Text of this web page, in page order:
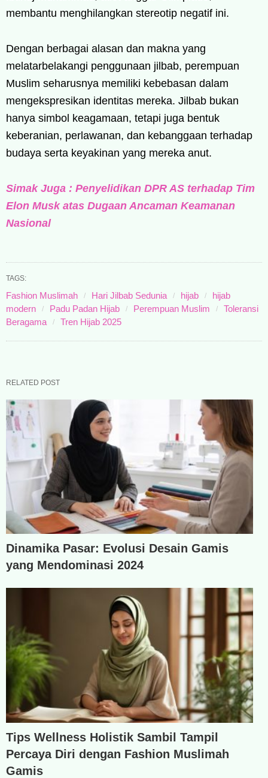
membantu menghilangkan stereotip negatif ini.
Dengan berbagai alasan dan makna yang
melatarbelakangi penggunaan jilbab, perempuan
Muslim seharusnya memiliki kebebasan dalam
mengekspresikan identitas mereka. Jilbab bukan
hanya simbol keagamaan, tetapi juga bentuk
keberanian, perlawanan, dan kebanggaan terhadap
budaya serta keyakinan yang mereka anut.
Simak Juga : Penyelidikan DPR AS terhadap Tim
Elon Musk atas Dugaan Ancaman Keamanan
Nasional
TAGS:
Fashion Muslimah Hari Jilbab Sedunia hijab
hijab
modern
Padu Padan Hijab Perempuan Muslim
Toleransi
Beragama
Tren Hijab 2025
RELATED POST
Dinamika Pasar: Evolusi Desain Gamis
yang Mendominasi 2024
Tips Wellness Holistik Sambil Tampil
Percaya Diri dengan Fashion Muslimah
Gamis